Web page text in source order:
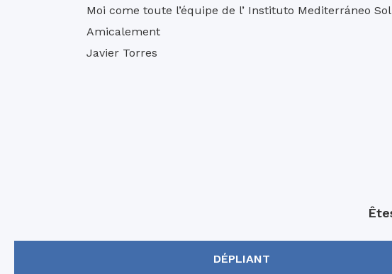
Moi come toute l’équipe de l’ Instituto Mediterráneo
Amicalement
Javier Torres
DÉPLIANT